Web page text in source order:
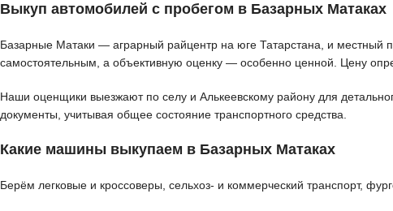
Выкуп автомобилей с пробегом в Базарных Матаках
Базарные Матаки — аграрный райцентр на юге Татарстана, и местный
самостоятельным, а объективную оценку — особенно ценной. Цену
Наши оценщики выезжают по селу и Алькеевскому району для
документы, учитывая общее состояние транспортного средства.
Какие машины выкупаем в Базарных Матаках
Берём легковые и кроссоверы, сельхоз- и коммерческий транспорт,